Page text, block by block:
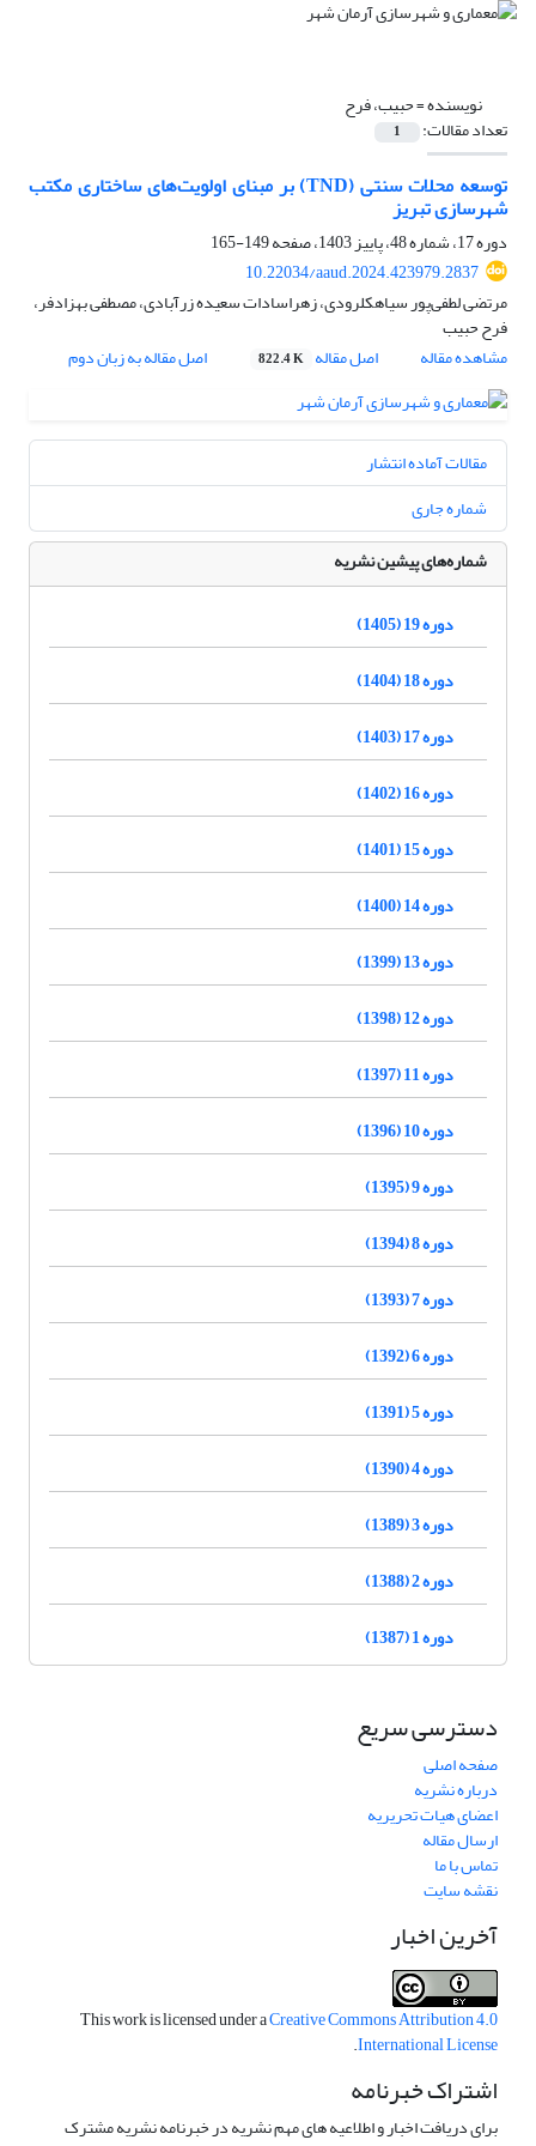
نویسنده =حبیب، فرح
تعداد مقالات: 1
توسعه محلات سنتی (TND) بر مبنای اولویت‌های ساختاری مکتب
شهرسازی تبریز
دوره 17، شماره 48، پاییز 1403، صفحه
149-165
10.22034/aaud.2024.423979.2837
مرتضی لطفی‌‌پور سیاهکلرودی، زهراسادات سعیده زرآبادی، مصطفی بهزادفر،
فرح حبیب
مشاهده مقاله
اصل مقاله 822.4 K اصل مقاله به زبان دوم
مقالات آماده انتشار
شماره جاری
شماره‌های پیشین نشریه
دوره 19 (1405)
دوره 18 (1404)
دوره 17 (1403)
دوره 16 (1402)
دوره 15 (1401)
دوره 14 (1400)
دوره 13 (1399)
دوره 12 (1398)
دوره 11 (1397)
دوره 10 (1396)
دوره 9 (1395)
دوره 8 (1394)
دوره 7 (1393)
دوره 6 (1392)
دوره 5 (1391)
دوره 4 (1390)
دوره 3 (1389)
دوره 2 (1388)
دوره 1 (1387)
دسترسی سریع
صفحه اصلی
درباره نشریه
اعضای هیات تحریریه
ارسال مقاله
تماس با ما
نقشه سایت
آخرین اخبار
This work is licensed under aCreative Commons Attribution 4.0
International License
.
اشتراک خبرنامه
برای دریافت اخبار و اطلاعیه های مهم نشریه در خبرنامه نشریه مشترک